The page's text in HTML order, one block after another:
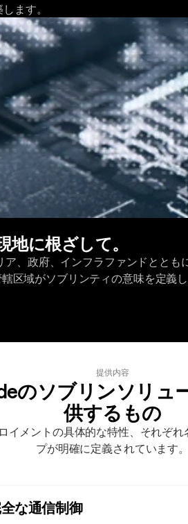
ます。
地に根ざして。
ア、政府、インフラファンドとと
区域がソブリンティの意味を定義
提供内容
のソブリンソリュ
供するもの
イメントの具体的な特性、それぞれ
プが明確に定義されています。
な通信制御